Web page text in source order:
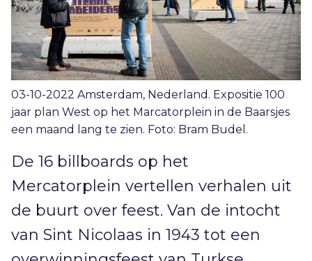
03-10-2022 Amsterdam, Nederland. Expositie 100
jaar plan West op het Marcatorplein in de Baarsjes
een maand lang te zien. Foto: Bram Budel.
De 16 billboards op het
Mercatorplein vertellen verhalen uit
de buurt over feest. Van de intocht
van Sint Nicolaas in 1943 tot een